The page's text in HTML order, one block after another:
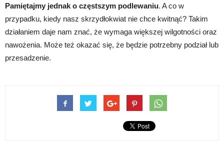
Pamiętajmy jednak o częstszym podlewaniu. A co w
przypadku, kiedy nasz skrzydłokwiat nie chce kwitnąć? Takim
działaniem daje nam znać, że wymaga większej wilgotności oraz
nawożenia. Może też okazać się, że będzie potrzebny podział lub
przesadzenie.